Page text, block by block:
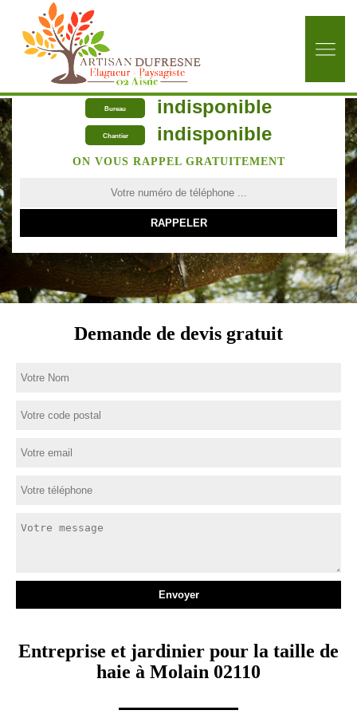
Bureau indisponible
Chantier indisponible
ON VOUS RAPPEL GRATUITEMENT
Demande de devis gratuit
Entreprise et jardinier pour la taille de
haie à Molain 02110